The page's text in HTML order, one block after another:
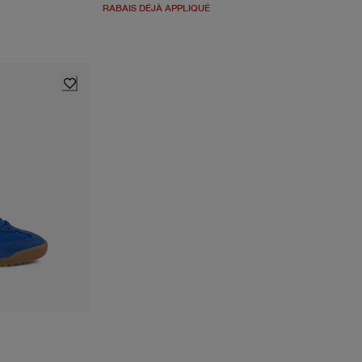
du prix actuel 87.98$
RABAIS DÉJÀ APPLIQUÉ